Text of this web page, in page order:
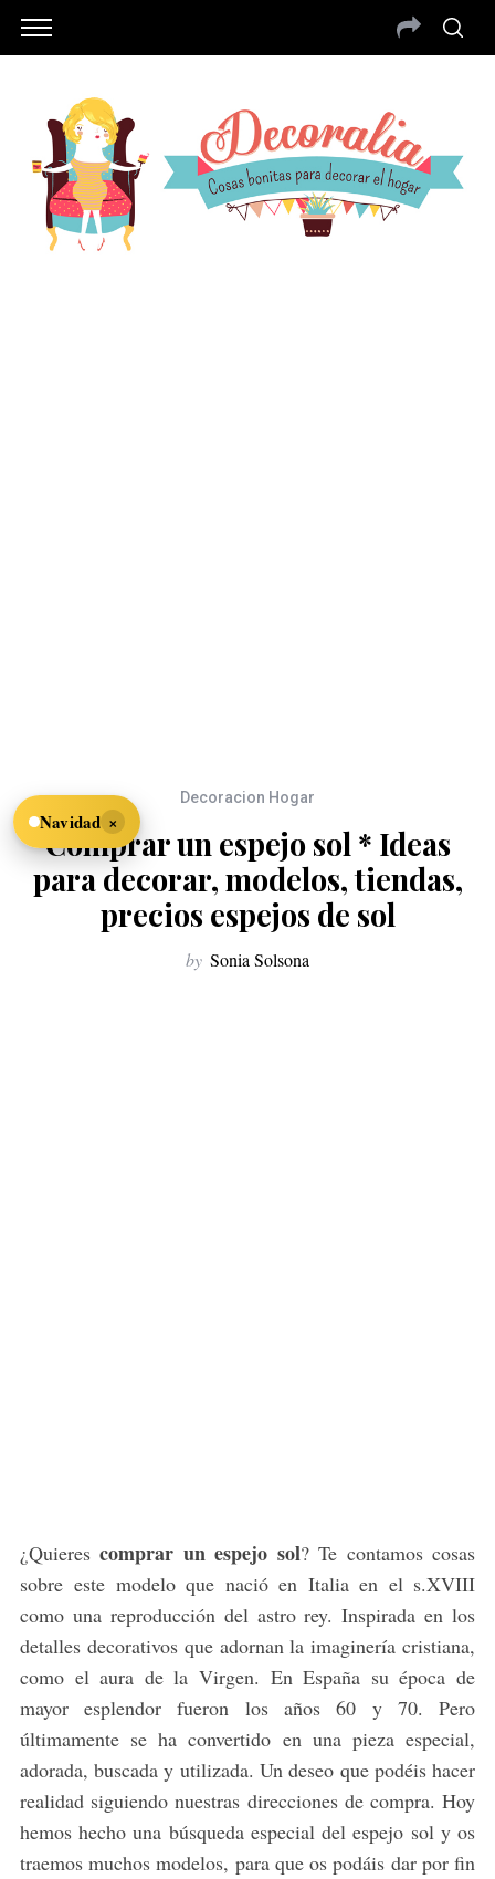
Decoracion Hogar
Comprar un espejo sol * Ideas
para decorar, modelos, tiendas,
precios espejos de sol
by Sonia Solsona
¿Quierescomprar un espejo sol? Te contamos cosas
sobre este modelo que nació en Italia en el s.XVIII
como una reproducción del astro rey. Inspirada en los
detalles decorativos que adornan la imaginería cristiana,
como el aura de la Virgen. En España su época de
mayor esplendor fueron los años 60 y 70. Pero
últimamente se ha convertido en una pieza especial,
adorada, buscada y utilizada. Un deseo que podéis hacer
realidad siguiendo nuestras direcciones de compra. Hoy
hemos hecho una búsqueda especial del espejo sol y os
traemos muchos modelos, para que os podáis dar por fin
Navidad ×